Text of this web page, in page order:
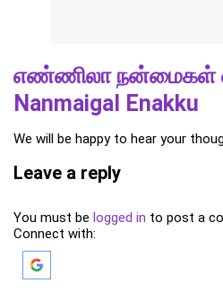
எண்ணிலா நன்மைகள்
Nanmaigal Enakku
We will be happy to hear your
Leave a reply
You must be logged in to post a
Connect with: